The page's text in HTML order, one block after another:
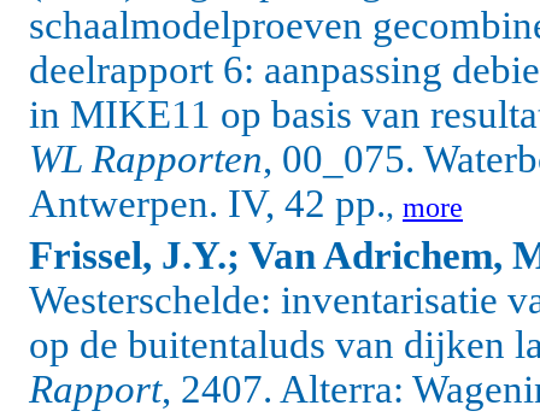
schaalmodelproeven
deelrapport 6: aanpassing
in MIKE11 op basis van
WL Rapporten, 00_075.
Antwerpen. IV, 42 pp., more
Frissel, J.Y.; Van Adrichem,
Westerschelde: inventarisatie
op de buitentaluds van dijken
Rapport, 2407. Alterra: